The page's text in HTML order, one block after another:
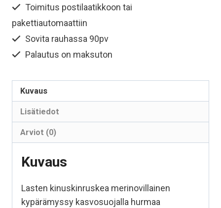
kasvosuojalla
-
Kinuskinruskea
määrä
Toimitus postilaatikkoon tai
pakettiautomaattiin
Sovita rauhassa 90pv
Palautus on maksuton
Kuvaus
Lisätiedot
Arviot (0)
Kuvaus
Lasten kinuskinruskea merinovillainen
kypärämyssy kasvosuojalla hurmaa